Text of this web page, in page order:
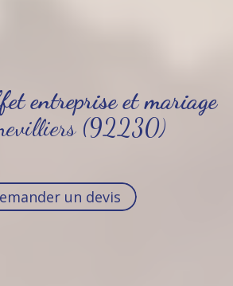
entreprise et mariage
(92230)
un devis